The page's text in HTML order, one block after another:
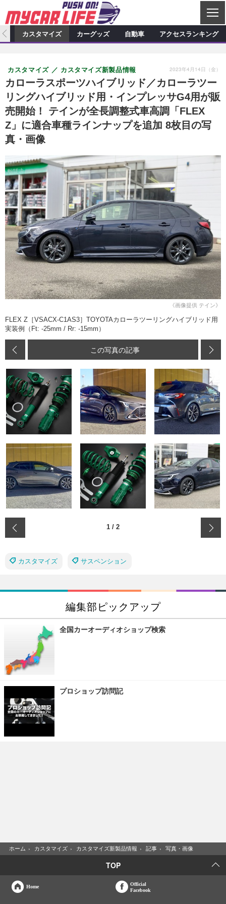
C
L
S
カーオーディオ
プロショップ検索
カーオーディオニュース デモカー製作記
その他
カスタマイズ特集記事 カスタマイズ新製品情報
カスタマイズニュース
カーグッズ
カーグッズ特集記事 カーグッズ新製品情報
カーグッズニュース
自動車
ニュース 試乗記
スクープ
アクセスランキング
カスタマイズ カーグッズ 自動車 アクセスランキング
カローラスポーツハイブリッド／カローラツー
リングハイブリッド用・インプレッサG4用が販
売開始！ テインが全長調整式車高調「FLEX
Z」に適合車種ラインナップを追加 8枚目の写
真・画像
カスタマイズ カスタマイズ新製品情報 2023年4月14日（金）
《画像提供 テイン》
FLEX Z［VSACX-C1AS3］TOYOTAカローラツーリングハイブリッド用
実装例（Ft: -25mm / Rr: -15mm）
この写真の記事
1 / 2
カスタマイズ サスペンション
編集部ピックアップ
全国カーオーディオショップ検索
プロショップ訪問記
ホーム › カスタマイズ › カスタマイズ新製品情報 › 記事 › 写真・画像
TOP
Home
Official
Facebook